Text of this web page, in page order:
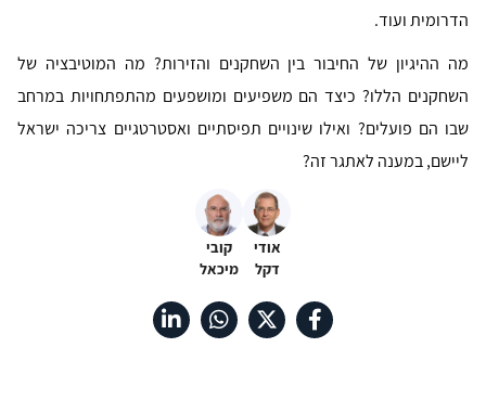
הדרומית ועוד.
מה ההיגיון של החיבור בין השחקנים והזירות? מה המוטיבציה של
השחקנים הללו? כיצד הם משפיעים ומושפעים מהתפתחויות במרחב
שבו הם פועלים? ואילו שינויים תפיסתיים ואסטרטגיים צריכה ישראל
ליישם, במענה לאתגר זה?
אודי
דקל
קובי
מיכאל